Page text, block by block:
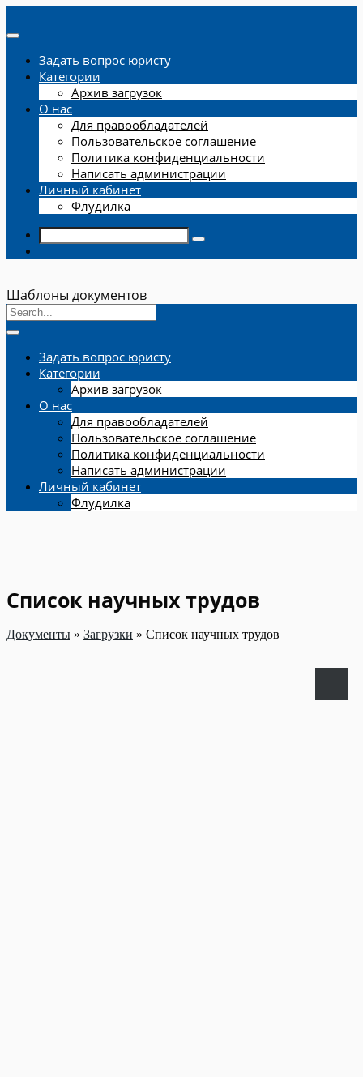
Задать вопрос юристу
Категории
Архив загрузок
О нас
Для правообладателей
Пользовательское соглашение
Политика конфиденциальности
Написать администрации
Личный кабинет
Флудилка
Шаблоны документов
Задать вопрос юристу
Категории
Архив загрузок
О нас
Для правообладателей
Пользовательское соглашение
Политика конфиденциальности
Написать администрации
Личный кабинет
Флудилка
Список научных трудов
Документы » Загрузки » Список научных трудов